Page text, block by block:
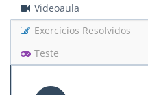
Videoaula
Exercícios Resolvidos
Teste